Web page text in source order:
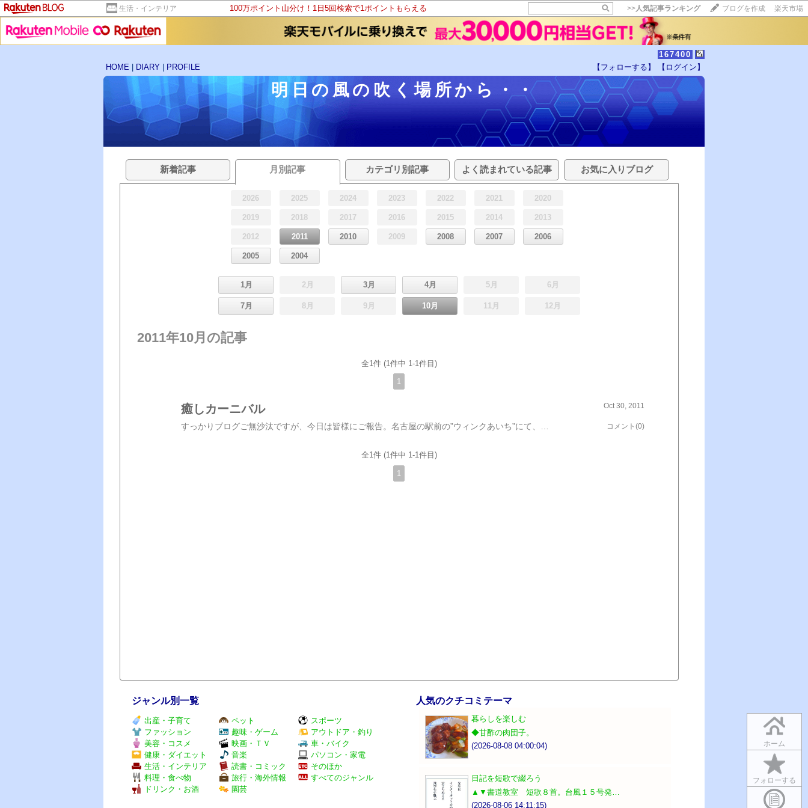
生活・インテリア 100万ポイント山分け！1日5回検索で1ポイントもらえる >>人気記事ランキング ブログを作成 楽天市場
167400
HOME
DIARY PROFILE 【フォローする】 【ログイン】
明日の風の吹く場所から・・
ホーム
フォローする
新着記事 月別記事 カテゴリ別記事 よく読まれている記事 お気に入りブログ
2026 2025 2024 2023 2022 2021 2020
2019 2018 2017 2016 2015 2014 2013
2012 2011 2010 2009 2008 2007 2006
2005 2004
1月 2月 3月 4月 5月 6月
7月 8月 9月 10月 11月 12月
2011年10月の記事
全1件 (1件中 1-1件目)
1
癒しカーニバル Oct 30, 2011
コメント(0)
全1件 (1件中 1-1件目)
1
ジャンル別一覧
出産・子育て
ファッション
美容・コスメ
健康・ダイエット
生活・インテリア
料理・食べ物
ドリンク・お酒
ペット
趣味・ゲーム
映画・ＴＶ
音楽
読書・コミック
旅行・海外情報
園芸
スポーツ
アウトドア・釣り
車・バイク
パソコン・家電
そのほか
すべてのジャンル
人気のクチコミテーマ
暮らしを楽しむ
◆甘酢の肉団子。
(2026-08-08 04:00:04)
日記を短歌で綴ろう
▲▼書道教室 短歌８首。台風１５号発…
(2026-08-06 14:11:15)